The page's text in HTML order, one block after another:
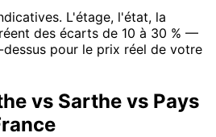
L'étage, l'état, la
des écarts de 10 à 30 % —
pour le prix réel de votre
vs Sarthe vs Pays